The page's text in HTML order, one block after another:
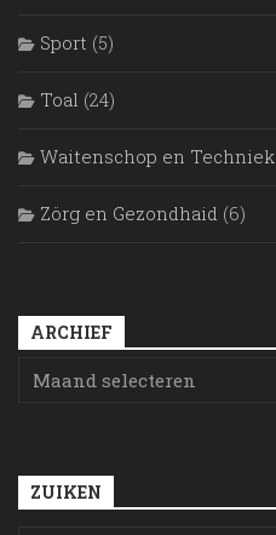
Sport (5)
Toal (24)
Waitenschop en Techniek
Zörg en Gezondhaid (6)
ARCHIEF
ZUIKEN